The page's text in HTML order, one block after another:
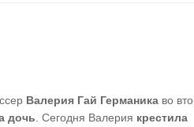
Валерия Гай Германика во
дочь . Сегодня Валерия крестила